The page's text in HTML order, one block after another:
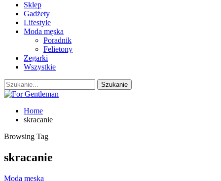
Sklep
Gadżety
Lifestyle
Moda męska
Poradnik
Felietony
Zegarki
Wszystkie
Home
skracanie
Browsing Tag
skracanie
Moda męska